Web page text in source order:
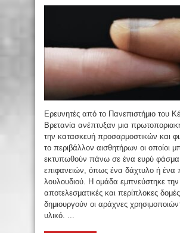
Ερευνητές από το Πανεπιστήμιο του
Βρετανία ανέπτυξαν μια
την κατασκευή προσαρμοστικών και
το περιβάλλον αισθητήρων οι οποίοι
εκτυπωθούν πάνω σε ένα ευρύ φάσμα
επιφανειών, όπως ένα δάχτυλο ή ένα
λουλουδιού. Η ομάδα εμπνεύστηκε την
αποτελεσματικές και περίπλοκες
δημιουργούν οι αράχνες
υλικό. ...